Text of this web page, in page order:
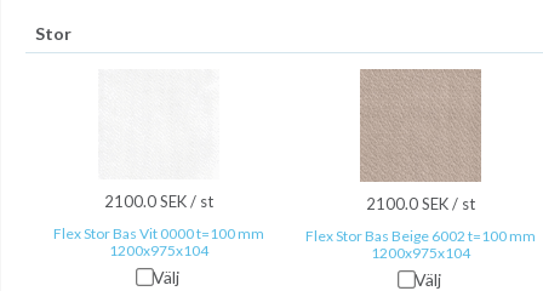
Stor
2100.0 SEK / st
Flex Stor Bas Vit 0000 t=100 mm
1200x975x104
Välj
2100.0 SEK / st
Flex Stor Bas Beige 6002 t=100 mm
1200x975x104
Välj